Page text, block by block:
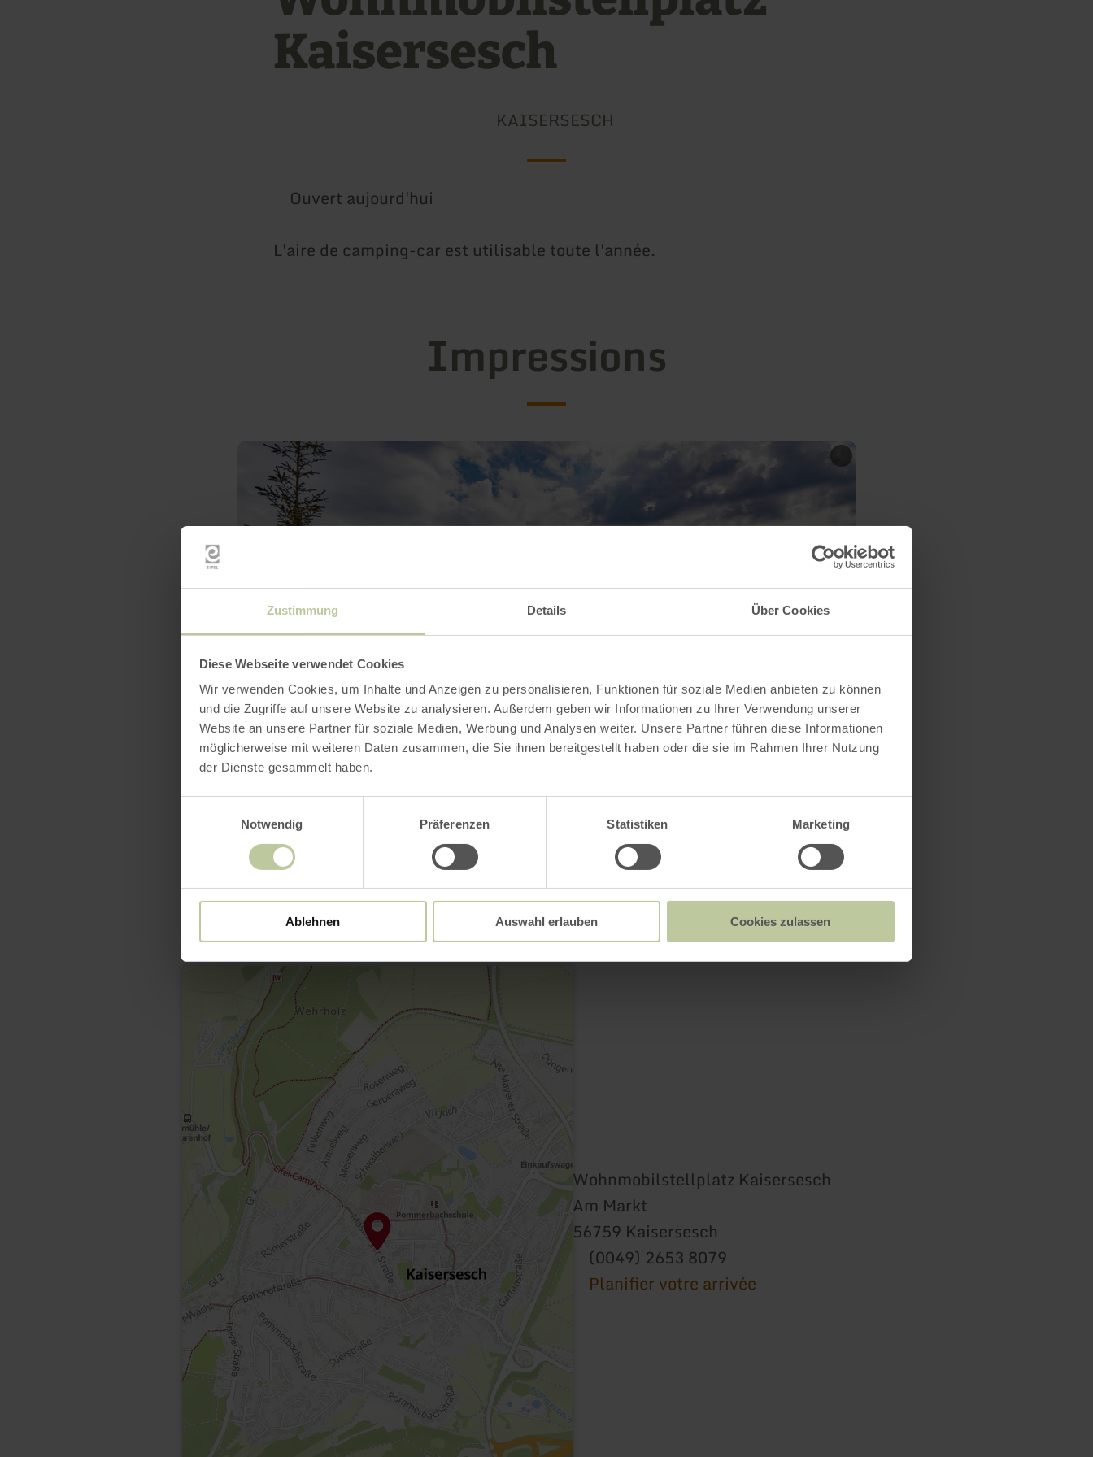
Zustimmung Details Über Cookies
Diese Webseite verwendet Cookies
Wir verwenden Cookies, um Inhalte und Anzeigen zu personalisieren, Funktionen für soziale Medien anbieten zu können
und die Zugriffe auf unsere Website zu analysieren. Außerdem geben wir Informationen zu Ihrer Verwendung unserer
Website an unsere Partner für soziale Medien, Werbung und Analysen weiter. Unsere Partner führen diese Informationen
möglicherweise mit weiteren Daten zusammen, die Sie ihnen bereitgestellt haben oder die sie im Rahmen Ihrer Nutzung
der Dienste gesammelt haben.
Notwendig
Präferenzen Statistiken Marketing
Ablehnen Auswahl erlauben Cookies zulassen
Kaisersesch
KAISERSESCH
Ouvert aujourd'hui
L'aire de camping-car est utilisable toute l'année.
Impressions
Contact
Wohnmobilstellplatz Kaisersesch
Am Markt
56759 Kaisersesch
(0049) 2653 8079
Planifier votre arrivée